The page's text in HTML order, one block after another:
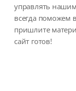
управлять
всегда поможем
пришлите
сайт готов!